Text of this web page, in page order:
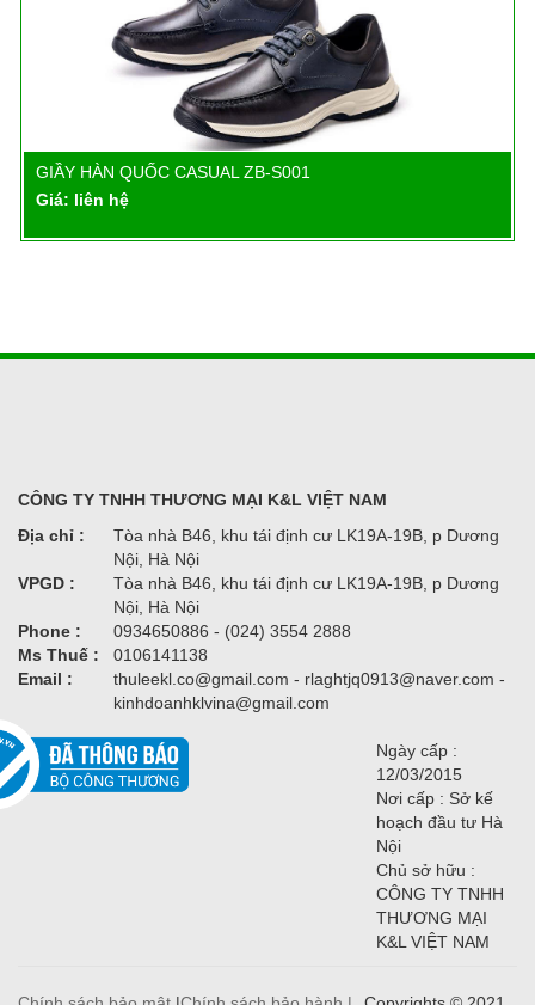
Chi tiết
GIẦY HÀN QUỐC CASUAL ZB-S001
Giá: liên hệ
CÔNG TY TNHH THƯƠNG MẠI K&L VIỆT NAM
Địa chỉ :
Tòa nhà B46, khu tái định cư LK19A-19B, p Dương
Nội, Hà Nội
VPGD :
Tòa nhà B46, khu tái định cư LK19A-19B, p Dương
Nội, Hà Nội
Phone :
0934650886 - (024) 3554 2888
Ms Thuế :
0106141138
Email :
thuleekl.co@gmail.com - rlaghtjq0913@naver.com -
kinhdoanhklvina@gmail.com
Ngày cấp :
12/03/2015
Nơi cấp : Sở kế
hoạch đầu tư Hà
Nội
Chủ sở hữu :
CÔNG TY TNHH
THƯƠNG MẠI
K&L VIỆT NAM